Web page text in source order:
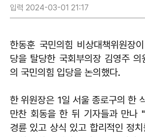
입력 2024-03-01 21:17
한동훈 국민의힘 비상대책위원장
당을 탈당한 국회부의장 김영주
의 국민의힘 입당을 논의했다.
한 위원장은 1일 서울 종로구의 한
만찬 회동을 한 뒤 기자들과 만나
경륜 있고 상식 있고 합리적인 정